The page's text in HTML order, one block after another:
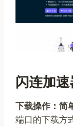
闪连加
下载操作：简
端口的下载方